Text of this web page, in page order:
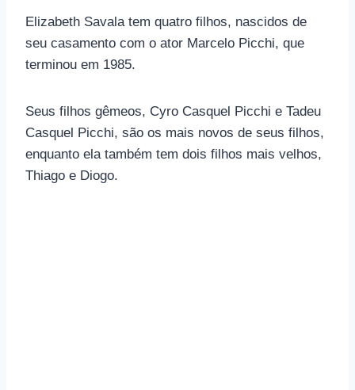
Elizabeth Savala tem quatro filhos, nascidos de
seu casamento com o ator Marcelo Picchi, que
terminou em 1985.
Seus filhos gêmeos, Cyro Casquel Picchi e Tadeu
Casquel Picchi, são os mais novos de seus filhos,
enquanto ela também tem dois filhos mais velhos,
Thiago e Diogo.